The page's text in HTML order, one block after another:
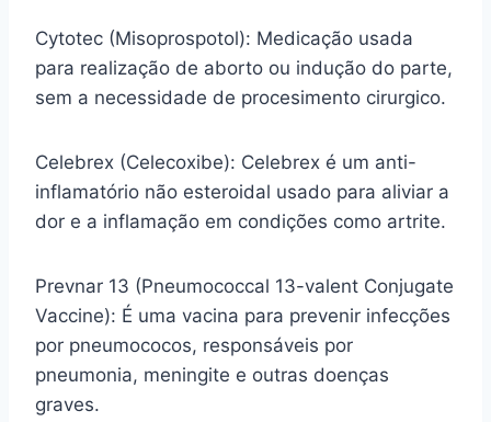
Cytotec (Misoprospotol): Medicação usada
para realização de aborto ou indução do parte,
sem a necessidade de procesimento cirurgico.
Celebrex (Celecoxibe): Celebrex é um anti-
inflamatório não esteroidal usado para aliviar a
dor e a inflamação em condições como artrite.
Prevnar 13 (Pneumococcal 13-valent Conjugate
Vaccine): É uma vacina para prevenir infecções
por pneumococos, responsáveis por
pneumonia, meningite e outras doenças
graves.